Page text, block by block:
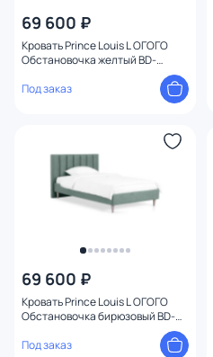
69 600 ₽
Кровать Prince Louis L ОГОГО
Обстановочка желтый BD-
Под заказ
69 600 ₽
Кровать Prince Louis L ОГОГО
Обстановочка бирюзовый BD-
Под заказ